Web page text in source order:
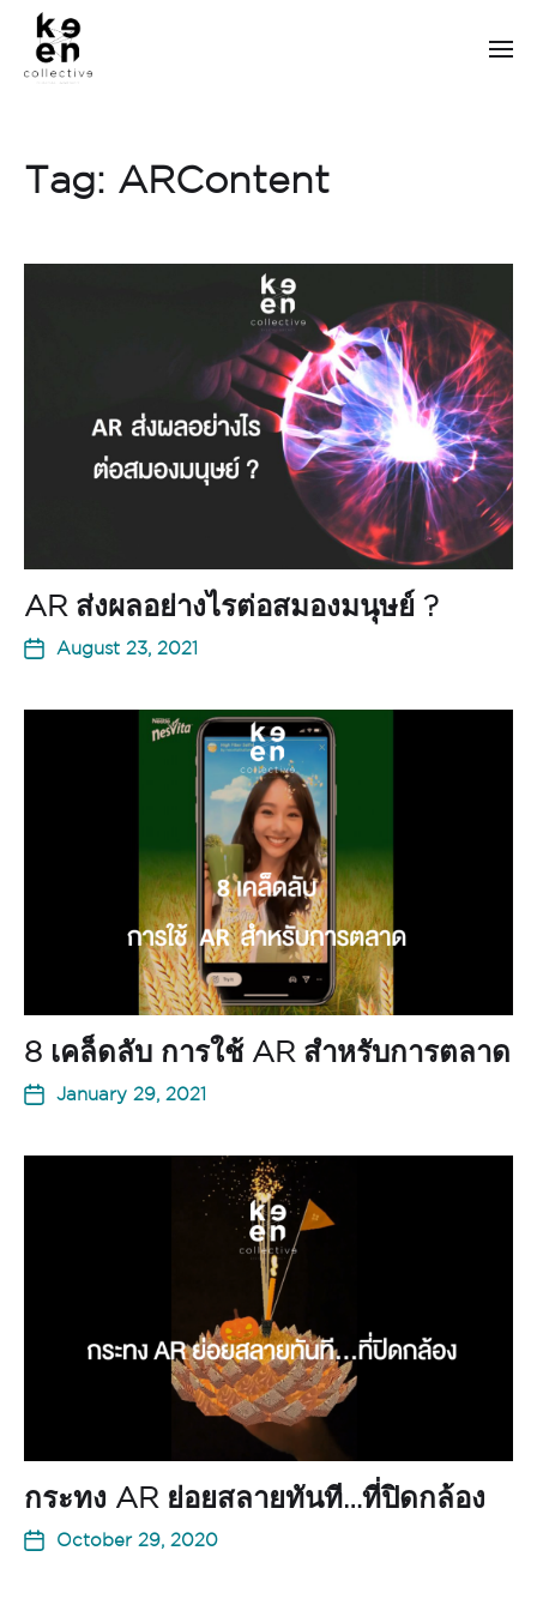
Tag: ARContent
AR ส่งผลอย่างไรต่อสมองมนุษย์ ?
August 23, 2021
8 เคล็ดลับ การใช้ AR สำหรับการตลาด
January 29, 2021
กระทง AR ย่อยสลายทันที…ที่ปิดกล้อง
October 29, 2020